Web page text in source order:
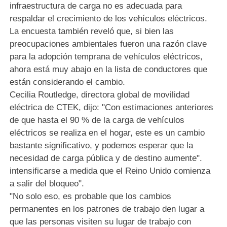
infraestructura de carga no es adecuada para
respaldar el crecimiento de los vehículos eléctricos.
La encuesta también reveló que, si bien las
preocupaciones ambientales fueron una razón clave
para la adopción temprana de vehículos eléctricos,
ahora está muy abajo en la lista de conductores que
están considerando el cambio.
Cecilia Routledge, directora global de movilidad
eléctrica de CTEK, dijo: "Con estimaciones anteriores
de que hasta el 90 % de la carga de vehículos
eléctricos se realiza en el hogar, este es un cambio
bastante significativo, y podemos esperar que la
necesidad de carga pública y de destino aumente".
intensificarse a medida que el Reino Unido comienza
a salir del bloqueo".
"No solo eso, es probable que los cambios
permanentes en los patrones de trabajo den lugar a
que las personas visiten su lugar de trabajo con